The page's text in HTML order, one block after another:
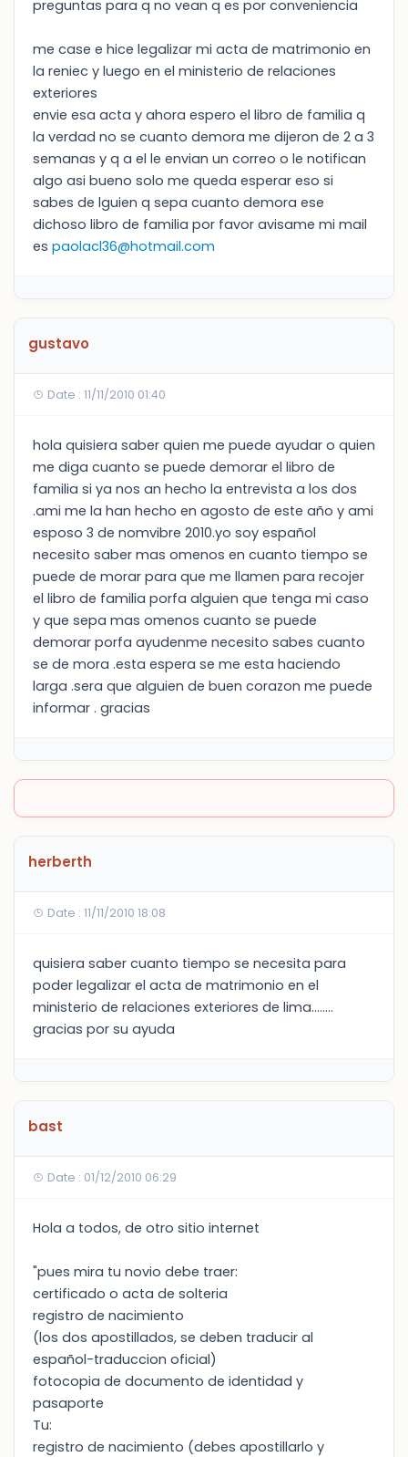
preguntas para q no vean q es por conveniencia
me case e hice legalizar mi acta de matrimonio en
la reniec y luego en el ministerio de relaciones
exteriores
envie esa acta y ahora espero el libro de familia q
la verdad no se cuanto demora me dijeron de 2 a 3
semanas y q a el le envian un correo o le notifican
algo asi bueno solo me queda esperar eso si
sabes de lguien q sepa cuanto demora ese
dichoso libro de familia por favor avisame mi mail
es paolacl36@hotmail.com
gustavo
Date : 11/11/2010 01:40
hola quisiera saber quien me puede ayudar o quien
me diga cuanto se puede demorar el libro de
familia si ya nos an hecho la entrevista a los dos
.ami me la han hecho en agosto de este año y ami
esposo 3 de nomvibre 2010.yo soy español
necesito saber mas omenos en cuanto tiempo se
puede de morar para que me llamen para recojer
el libro de familia porfa alguien que tenga mi caso
y que sepa mas omenos cuanto se puede
demorar porfa ayudenme necesito sabes cuanto
se de mora .esta espera se me esta haciendo
larga .sera que alguien de buen corazon me puede
informar . gracias
herberth
Date : 11/11/2010 18:08
quisiera saber cuanto tiempo se necesita para
poder legalizar el acta de matrimonio en el
ministerio de relaciones exteriores de lima........
gracias por su ayuda
bast
Date : 01/12/2010 06:29
Hola a todos, de otro sitio internet
"pues mira tu novio debe traer:
certificado o acta de solteria
registro de nacimiento
(los dos apostillados, se deben traducir al
español-traduccion oficial)
fotocopia de documento de identidad y
pasaporte
Tu:
registro de nacimiento (debes apostillarlo y